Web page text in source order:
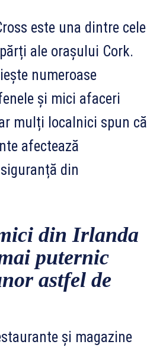
este una dintre cele
ale orașului Cork.
numeroase
și mici afaceri
mulți localnici spun că
afectează
din
din Irlanda
puternic
astfel de
și magazine